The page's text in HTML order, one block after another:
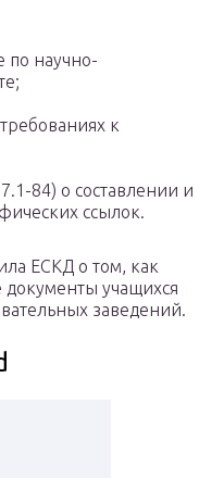
по научно-
к
84) о составлении и
ссылок.
ЕСКД о том, как
документы учащихся
заведений.